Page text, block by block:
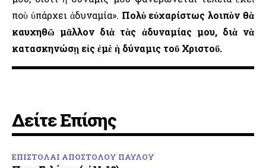
ποὺ ὑπάρχει ἀδυναμία». Πολὺ εὐχαρίστως λοιπὸν θὰ
καυχηθῶ μᾶλλον διὰ τὰς ἀδυναμίας μου, διὰ νὰ
κατασκηνώσῃ εἰς ἐμὲ ἡ δύναμις τοῦ Χριστοῦ.
Δείτε Επίσης
ΕΠΙΣΤΟΛΑΙ ΑΠΟΣΤΟΛΟΥ ΠΑΥΛΟΥ